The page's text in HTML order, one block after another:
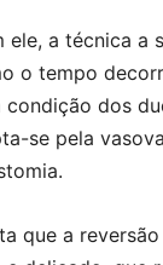
ele, a técnica a
o tempo
condição dos
se pela
que a